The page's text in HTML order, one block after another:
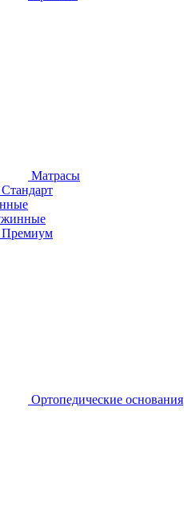
Матрасы
Премиум
Ортопедические основания